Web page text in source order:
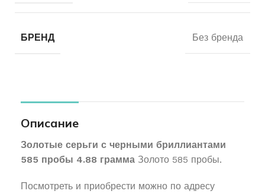
БРЕНД Без бренда
Описание
Золотые серьги с черными бриллиантами
585 пробы 4.88 грамма Золото 585 пробы.
Посмотреть и приобрести можно по адресу